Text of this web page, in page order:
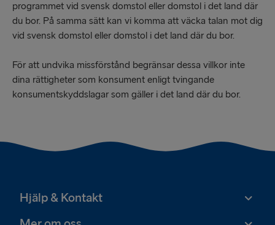
programmet vid svensk domstol eller domstol i det land där
du bor. På samma sätt kan vi komma att väcka talan mot dig
vid svensk domstol eller domstol i det land där du bor.
För att undvika missförstånd begränsar dessa villkor inte
dina rättigheter som konsument enligt tvingande
konsumentskyddslagar som gäller i det land där du bor.
Hjälp & Kontakt